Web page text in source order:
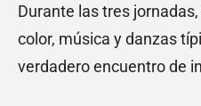
Durante las tres
color, música y danzas
verdadero encuentro de